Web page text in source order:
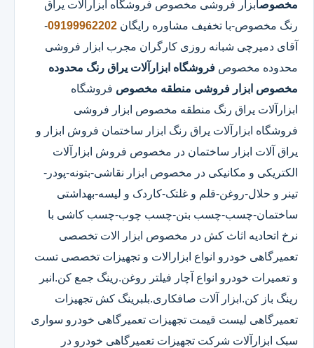
مخصوصابزار فروشی مخصوص فروشگاه ابزارآلات یراق
رنگ مخصوص-با تخفیف مشاوره رایگان 09199962202
-
آقای دمیرچی شبانه روزی کارگران مجرب ابزار فروشی
محدوده مخصوص فروشگاه ابزارآلات یراق رنگ محدوده
مخصوص ابزار فروشی منطقه مخصوص فروشگاه
ابزارآلات یراق رنگ منطقه مخصوص ابزار فروشی
فروشگاه ابزارآلات یراق رنگ ابزار ساختمان فروش ابزار و
یراق آلات ابزار ساختمان در مخصوص فروش ابزارآلات
الکتریکی و مکانیکی در مخصوص ابزار نقاشی-بتونه-پودر-
تینر و حلال-روغن-قلم و غلتک-کاردک و لیسه-بهداشتی
ساختمان-چسب-چسب بتن-چسب چوب-چسب کاشی با
نرخ اتحادیه اثاث کش در مخصوص ابزار الات تخصصی
تعمیرگاهی خودرو انواع ابزارالات و تجهیزات تخصصی تست
و تعمیرات خودرو انواع آچار فیلتر روغن.رینگ جمع کن.انبر
رینگ باز کن.ابزار آلات صافکاری.بلبرینگ کش تجهیزات
تعمیرگاهی لیست قیمت تجهیزات تعمیرگاهی خودرو سواری
سبک ابزارآلات شرکت تجهیزات تعمیرگاهی خودرو در